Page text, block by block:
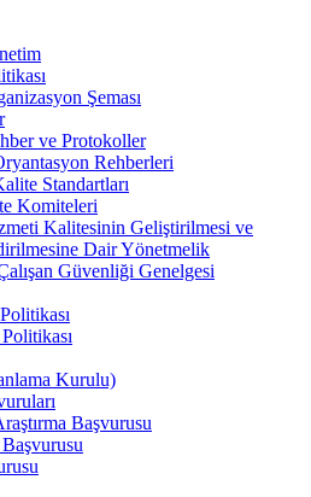
Şeması
ve Protokoller
Rehberleri
Standartları
Komiteleri
Kalitesinin Geliştirilmesi ve
Dair Yönetmelik
Güvenliği Genelgesi
Kurulu)
Başvurusu